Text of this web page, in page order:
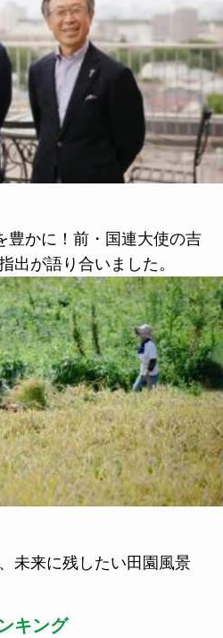
豊かに！前・国連大使の吉
出が語り合いました。
未来に残したい田園風景
キング